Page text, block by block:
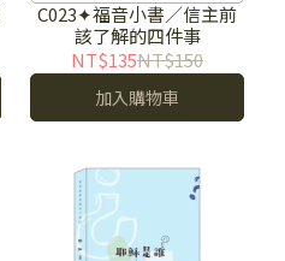
C023✦福音小書／信主前
該了解的四件事
NT$135NT$150
加入購物車